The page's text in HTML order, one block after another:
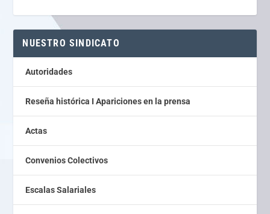
NUESTRO SINDICATO
Autoridades
Reseña histórica I Apariciones en la prensa
Actas
Convenios Colectivos
Escalas Salariales